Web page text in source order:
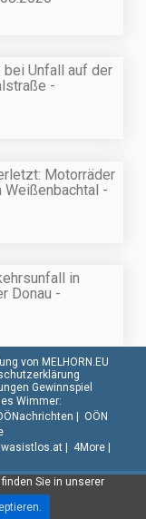
bei Unfall auf der
-
Motorräder
-
in
Donau -
Sie in unserer
von MELHORN.EU
Gewinnspiel
Wimmer:
OÖN
wasistlos.at| 4More|